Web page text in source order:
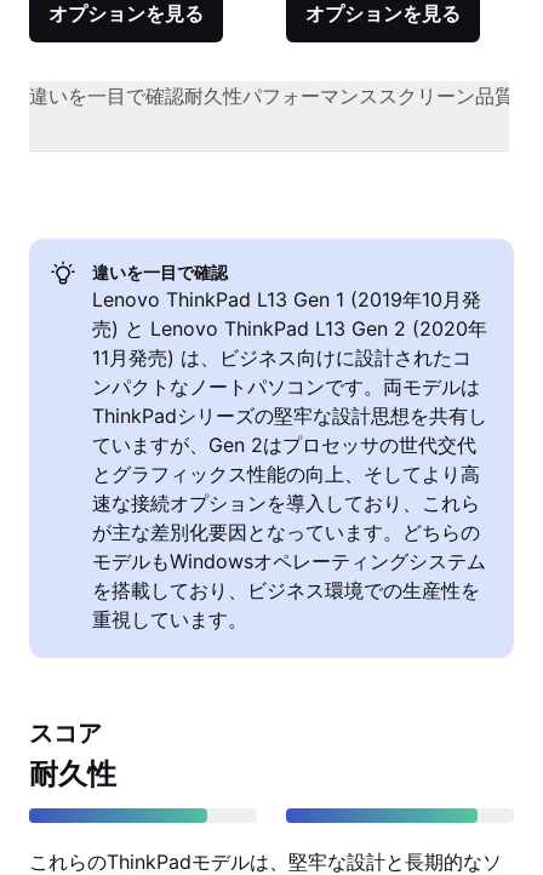
オプションを見る オプションを見る
違いを一目で確認耐久性パフォーマンススクリーン品質
違いを一目で確認
Lenovo ThinkPad L13 Gen 1 (2019年10月発
売) と Lenovo ThinkPad L13 Gen 2 (2020年
11月発売) は、ビジネス向けに設計されたコ
ンパクトなノートパソコンです。両モデルは
ThinkPadシリーズの堅牢な設計思想を共有し
ていますが、Gen 2はプロセッサの世代交代
とグラフィックス性能の向上、そしてより高
速な接続オプションを導入しており、これら
が主な差別化要因となっています。どちらの
モデルもWindowsオペレーティングシステム
を搭載しており、ビジネス環境での生産性を
重視しています。
スコア
耐久性
これらのThinkPadモデルは、堅牢な設計と長期的なソ